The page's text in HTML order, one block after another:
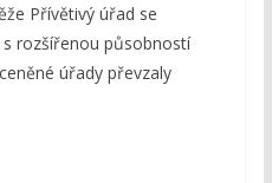
Přívětivý úřad se
rozšířenou působností
úřady převzaly